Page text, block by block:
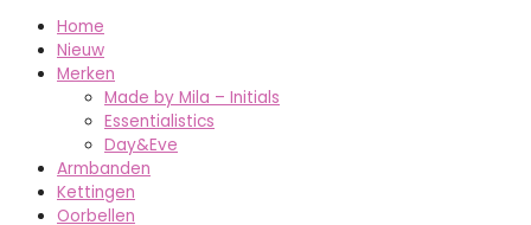
Home
Nieuw
Merken
Made by Mila – Initials
Essentialistics
Day&Eve
Armbanden
Kettingen
Oorbellen